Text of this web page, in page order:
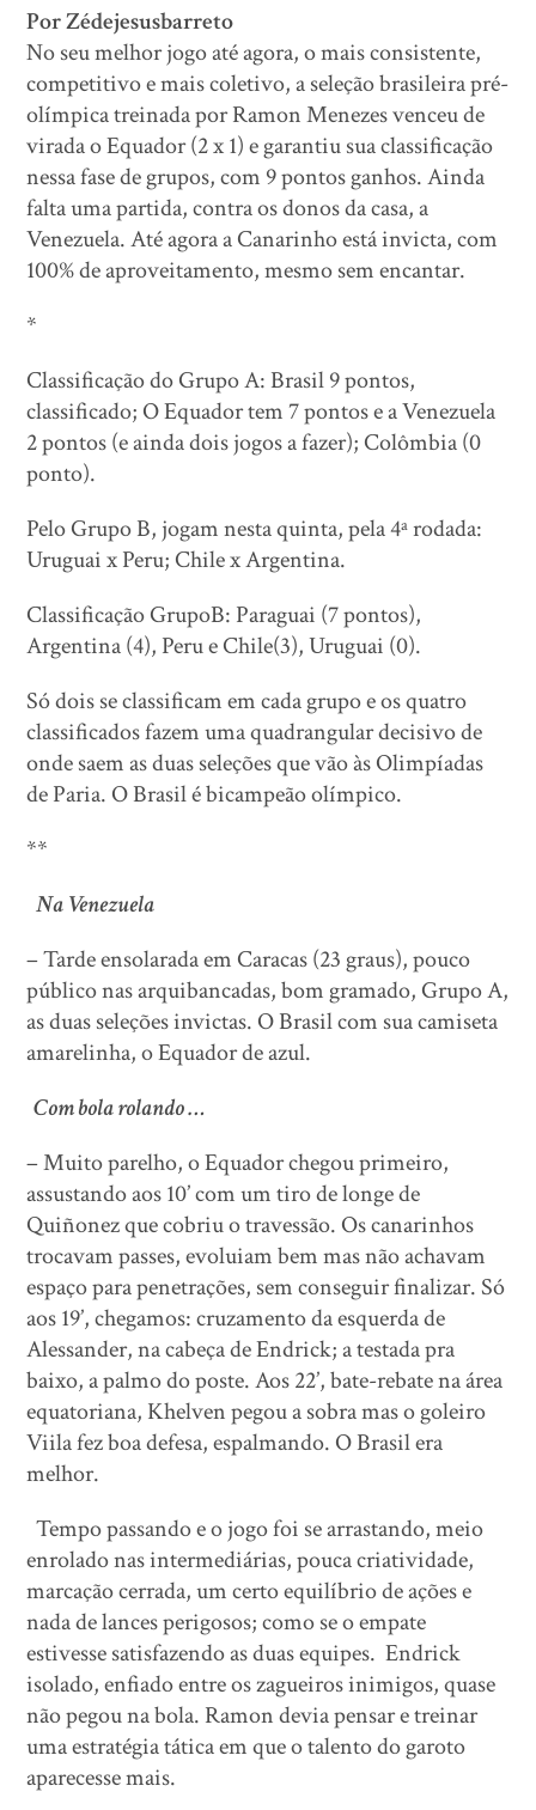
Por Zédejesusbarreto
No seu melhor jogo até agora, o mais consistente,
competitivo e mais coletivo, a seleção brasileira pré-
olímpica treinada por Ramon Menezes venceu de
virada o Equador (2 x 1) e garantiu sua classificação
nessa fase de grupos, com 9 pontos ganhos. Ainda
falta uma partida, contra os donos da casa, a
Venezuela. Até agora a Canarinho está invicta, com
100% de aproveitamento, mesmo sem encantar.
*
Classificação do Grupo A: Brasil 9 pontos,
classificado; O Equador tem 7 pontos e a Venezuela
2 pontos (e ainda dois jogos a fazer); Colômbia (0
ponto).
Pelo Grupo B, jogam nesta quinta, pela 4ª rodada:
Uruguai x Peru; Chile x Argentina.
Classificação GrupoB: Paraguai (7 pontos),
Argentina (4), Peru e Chile(3), Uruguai (0).
Só dois se classificam em cada grupo e os quatro
classificados fazem uma quadrangular decisivo de
onde saem as duas seleções que vão às Olimpíadas
de Paria. O Brasil é bicampeão olímpico.
**
Na Venezuela
– Tarde ensolarada em Caracas (23 graus), pouco
público nas arquibancadas, bom gramado, Grupo A,
as duas seleções invictas. O Brasil com sua camiseta
amarelinha, o Equador de azul.
Com bola rolando …
– Muito parelho, o Equador chegou primeiro,
assustando aos 10’ com um tiro de longe de
Quiñonez que cobriu o travessão. Os canarinhos
trocavam passes, evoluiam bem mas não achavam
espaço para penetrações, sem conseguir finalizar. Só
aos 19’, chegamos: cruzamento da esquerda de
Alessander, na cabeça de Endrick; a testada pra
baixo, a palmo do poste. Aos 22’, bate-rebate na área
equatoriana, Khelven pegou a sobra mas o goleiro
Viila fez boa defesa, espalmando. O Brasil era
melhor.
Tempo passando e o jogo foi se arrastando, meio
enrolado nas intermediárias, pouca criatividade,
marcação cerrada, um certo equilíbrio de ações e
nada de lances perigosos; como se o empate
estivesse satisfazendo as duas equipes. Endrick
isolado, enfiado entre os zagueiros inimigos, quase
não pegou na bola. Ramon devia pensar e treinar
uma estratégia tática em que o talento do garoto
aparecesse mais.